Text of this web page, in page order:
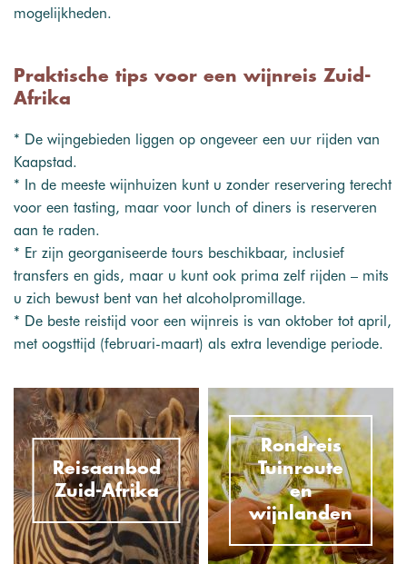
mogelijkheden.
Praktische tips voor een wijnreis Zuid-
Afrika
* De wijngebieden liggen op ongeveer een uur rijden van
Kaapstad.
* In de meeste wijnhuizen kunt u zonder reservering terecht
voor een tasting, maar voor lunch of diners is reserveren
aan te raden.
* Er zijn georganiseerde tours beschikbaar, inclusief
transfers en gids, maar u kunt ook prima zelf rijden – mits
u zich bewust bent van het alcoholpromillage.
* De beste reistijd voor een wijnreis is van oktober tot april,
met oogsttijd (februari-maart) als extra levendige periode.
Reisaanbod
Zuid-Afrika
Rondreis
Tuinroute
en
wijnlanden